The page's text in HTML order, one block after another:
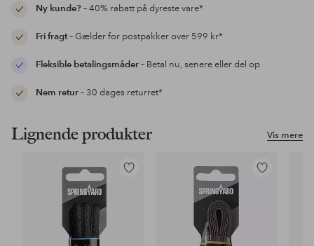
Ny kunde?– 40% rabatt på dyreste vare*
Fri fragt– Gælder for postpakker over 599 kr*
Fleksible betalingsmåder– Betal nu, senere eller del op
Nem retur– 30 dages returret*
Vis mere
Lignende produkter
Tilføj
Tilføj